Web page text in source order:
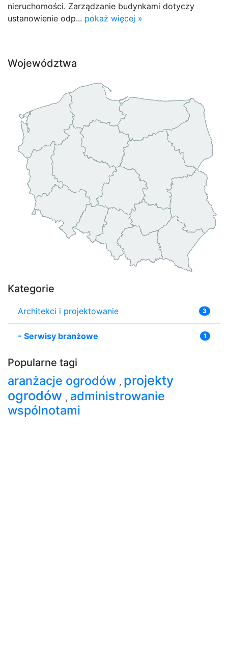
nieruchomości. Zarządzanie budynkami dotyczy
ustanowienie odp... pokaż więcej »
Województwa
Kategorie
Architekci i projektowanie 3
- Serwisy branżowe 1
Popularne tagi
aranżacje ogrodów , projekty
ogrodów , administrowanie
wspólnotami